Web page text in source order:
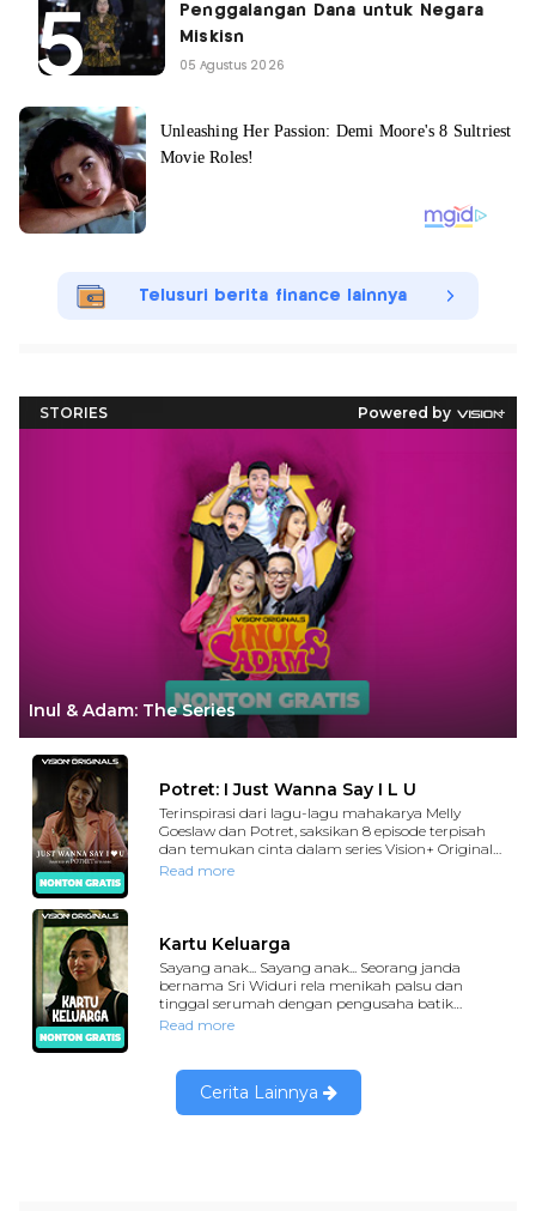
Penggalangan Dana untuk Negara
Miskisn
05 Agustus 2026
Telusuri berita finance lainnya